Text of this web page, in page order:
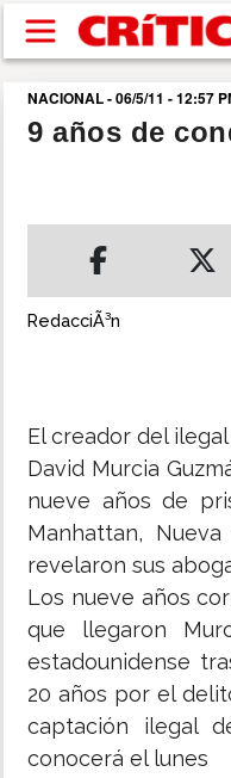
Pasar al contenido
buscar
DEPORTES
MUNDO
INSÓLITAS
MULTIMEDIA
IMPRESO
NACIONAL - 06/5/11 - 12:57
9 años de
RedacciÃ³n
El creador del
David Murcia
nueve años de
Manhattan,
revelaron sus
Los nueve años
que llegaron
estadounidense
20 años por el
captación ilegal
conocerá el lunes